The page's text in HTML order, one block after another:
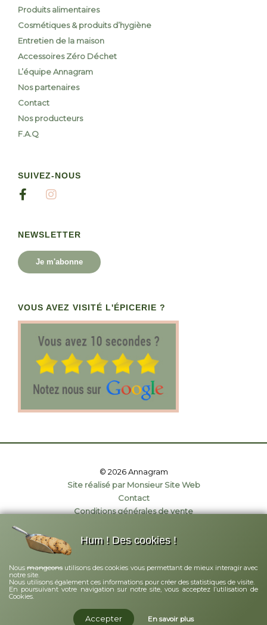
Produits alimentaires
Cosmétiques & produits d’hygiène
Entretien de la maison
Accessoires Zéro Déchet
L’équipe Annagram
Nos partenaires
Contact
Nos producteurs
F.A.Q
SUIVEZ-NOUS
NEWSLETTER
Je m'abonne
VOUS AVEZ VISITÉ L'ÉPICERIE ?
© 2026 Annagram
Site réalisé par Monsieur Site Web
Contact
Conditions générales de vente
Mentions légales
Hum ! Des cookies !
Nousmangeons utilisons des cookies vous permettant de mieux interagir avec
notre site.
Nous utilisons également ces informations pour créer des statistiques de visite.
En poursuivant votre navigation sur notre site, vous acceptez l’utilisation de
Cookies.
Accepter En savoir plus